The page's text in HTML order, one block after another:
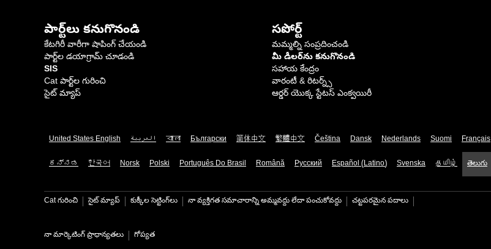
పార్ట్‌లు కనుగొనండి
కేటగిరీ వారీగా షాపింగ్ చేయండి
పార్ట్‌ల డయాగ్రామ్ చూడండి
SIS
Cat పార్ట్‌ల గురించి
సైట్ మ్యాప్
సపోర్ట్
మమ్మల్ని సంప్రదించండి
మీ డీలర్‌ను కనుగొనండి
సహాయ కేంద్రం
వారంటీ & రిటర్న్స్
ఆర్డర్ యొక్క స్టేటస్ ఎంక్వయిరీ
United States English العربية বাংলা Български 简体中文 繁體中文 Čeština Dansk Nederlands Suomi Français
ಕನ್ನಡ 한국어 Norsk Polski Português Do Brasil Română Русский Español (Latino) Svenska தமிழ் తెలుగు
Cat గురించి సైట్ మ్యాప్ కుక్కీల సెట్టింగ్‌లు నా వ్యక్తిగత సమాచారాన్ని అమ్మవద్దు లేదా పంచుకోవద్దు చట్టపరమైన పదాలు
నా మార్కెటింగ్ ప్రాధాన్యతలు గోప్యత